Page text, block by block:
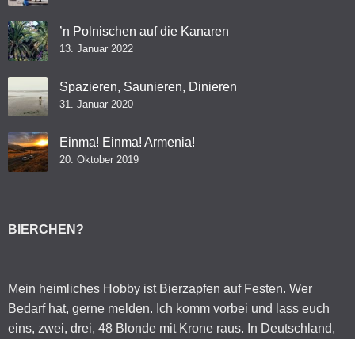
’n Polnischen auf die Kanaren
13. Januar 2022
Spazieren, Saunieren, Dinieren
31. Januar 2020
Einma! Einma! Armenia!
20. Oktober 2019
BIERCHEN?
Mein heimliches Hobby ist Bierzapfen auf Festen. Wer
Bedarf hat, gerne melden. Ich komm vorbei und lass euch
eins, zwei, drei, 48 Blonde mit Krone raus. In Deutschland,